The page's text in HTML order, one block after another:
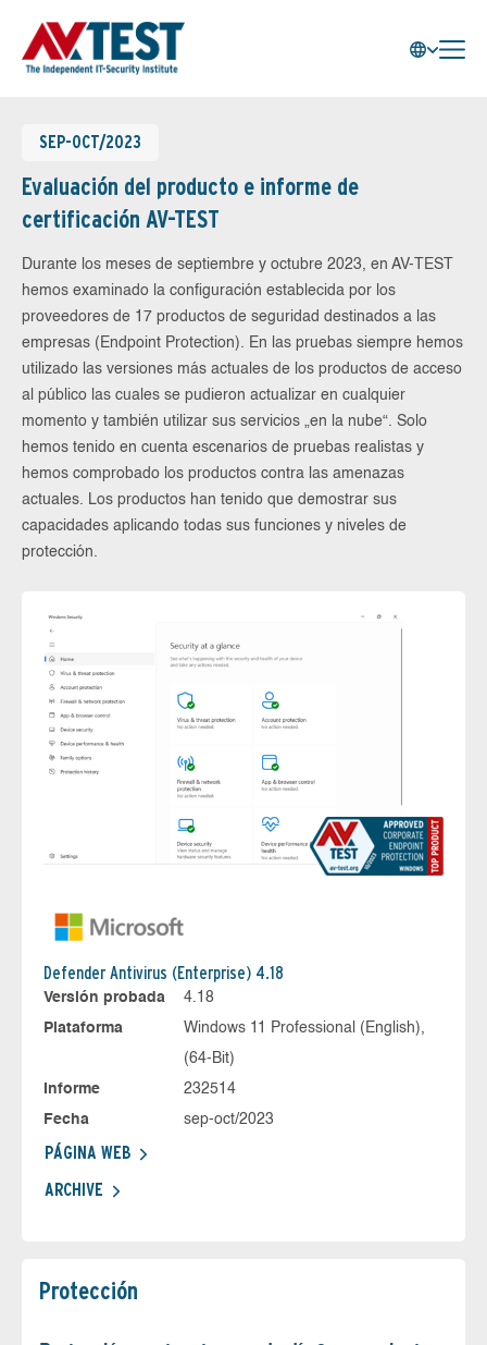
SEP-OCT/2023
Evaluación del producto e informe de
certificación AV-TEST
Durante los meses de septiembre y octubre 2023, en AV-TEST
hemos examinado la configuración establecida por los
proveedores de 17 productos de seguridad destinados a las
empresas (Endpoint Protection). En las pruebas siempre hemos
utilizado las versiones más actuales de los productos de acceso
al público las cuales se pudieron actualizar en cualquier
momento y también utilizar sus servicios „en la nube“. Solo
hemos tenido en cuenta escenarios de pruebas realistas y
hemos comprobado los productos contra las amenazas
actuales. Los productos han tenido que demostrar sus
capacidades aplicando todas sus funciones y niveles de
protección.
Defender Antivirus (Enterprise) 4.18
Versión probada
4.18
Plataforma
Windows 11 Professional (English),
(64-Bit)
Informe
232514
Fecha
sep-oct/2023
PÁGINA WEB
ARCHIVE
Protección